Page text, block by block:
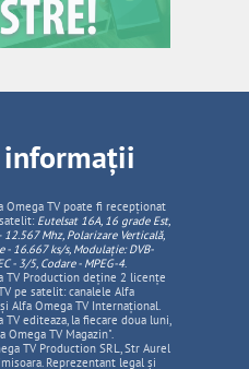
Omega TV poate fi recepționat
Eutelsat 16A, 16 grade Est,
12.567 Mhz, PolarizareVerticală,
- 16.667 ks/s, Modulație: DVB-
- 3/5, Codare - MPEG-4.
TV Production deține 2 licențe
pe satelit: canalele Alfa
Alfa Omega TV Internațional.
TV editeaza, la fiecare doua luni,
Omega TV Magazin".
TV Production SRL, Str Aurel
Reprezentant legal și